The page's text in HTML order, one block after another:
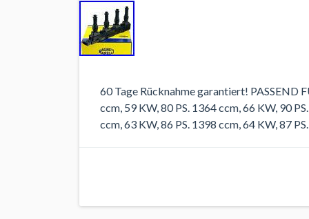
60 Tage Rücknahme garantiert! PASSEND
ccm, 59 KW, 80 PS. 1364 ccm, 66 KW, 90
ccm, 63 KW, 86 PS. 1398 ccm, 64 KW, 87